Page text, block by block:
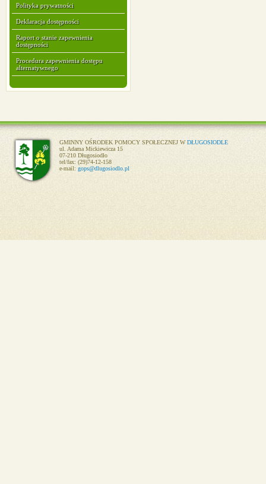
Polityka prywatności
Deklaracja dostępności
Raport o stanie zapewnienia
dostępności
Procedura zapewnienia dostępu
alternatywnego
GMINNY OŚRODEK POMOCY SPOŁECZNEJ WDŁUGOSIODLE
ul. Adama Mickiewicza 15
07-210 Długosiodło
tel/fax: (29)74-12-158
e-mail: gops@dlugosiodlo.pl